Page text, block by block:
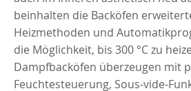
beinhalten die Backöfen
Heizmethoden und
die Möglichkeit, bis 300 °C zu
Dampfbacköfen überzeugen mit
Feuchtesteuerung, Sous-vide-